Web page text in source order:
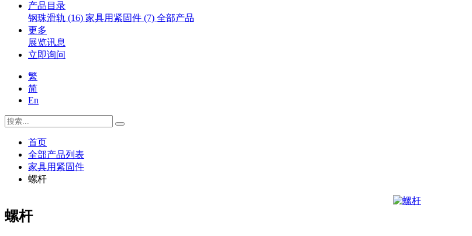
产品目录
钢珠滑轨 (16) 家具用紧固件 (7) 全部产品
更多
展览讯息
立即询问
繁
简
En
首页
全部产品列表
家具用紧固件
螺杆
螺杆